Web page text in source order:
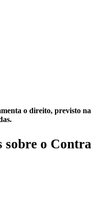
o direito, previsto
sobre o